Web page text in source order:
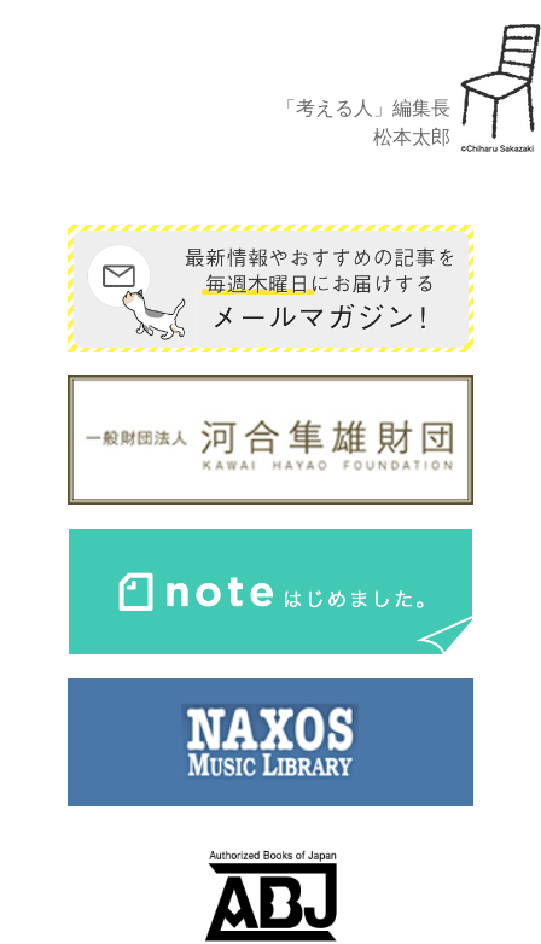
「考える人」編集長
松本太郎